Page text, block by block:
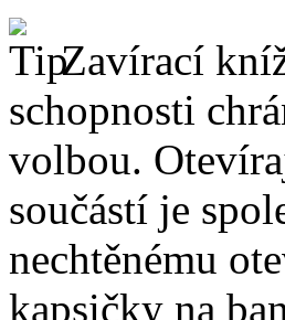
Zavírací
schopnosti
volbou.
součástí je
nechtěnému
kapsičky na